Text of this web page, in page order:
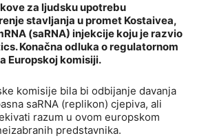
za ljudsku upotrebu
stavljanja u promet Kostaivea,
(saRNA) injekcije koju je razvio
Konačna odluka o regulatornom
Europskoj komisiji.
komisije bila bi odbijanje davanja
saRNA (replikon) cjepiva, ali
razum u ovom europskom
predstavnika.